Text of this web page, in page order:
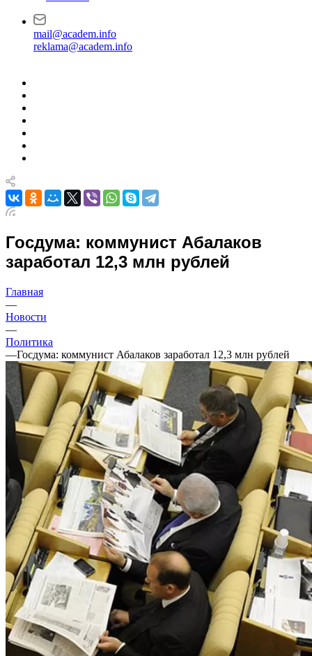
mail@academ.info
reklama@academ.info
Госдума: коммунист Абалаков
заработал 12,3 млн рублей
Главная
—
Новости
—
Политика
—Госдума: коммунист Абалаков заработал 12,3 млн рублей